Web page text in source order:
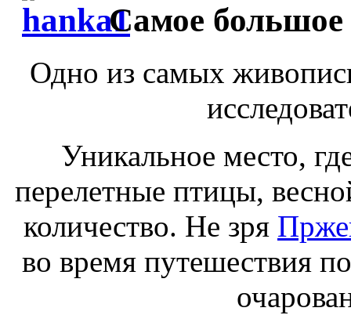
Самое
Одно из самых
Уникальное место,
перелетные птицы,
количество. Не зря
во время путешествия